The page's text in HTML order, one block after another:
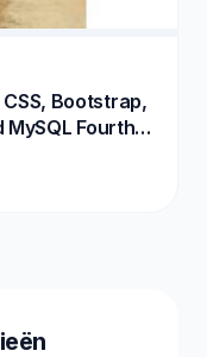
Bootstrap,
MySQL Fourth